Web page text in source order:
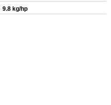
9.8 kg/hp